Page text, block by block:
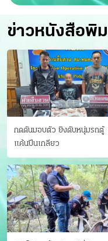
ข่าวหนังสือพิ
กดดันมอบตัว ยิงดับหนุ่มรถตู้
แค้นปีนเกลียว